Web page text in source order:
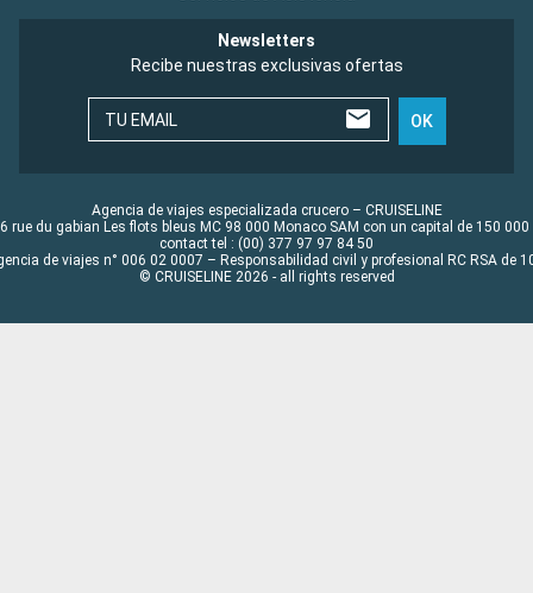
Newsletters
Recibe nuestras exclusivas ofertas
TU EMAIL OK
Agencia de viajes especializada crucero – CRUISELINE
rue du gabian Les flots bleus MC 98 000 Monaco SAM con un capital de 150 000
contact tel : (00) 377 97 97 84 50
de viajes n° 006 02 0007 – Responsabilidad civil y profesional RC RSA de
© CRUISELINE 2026 - all rights reserved